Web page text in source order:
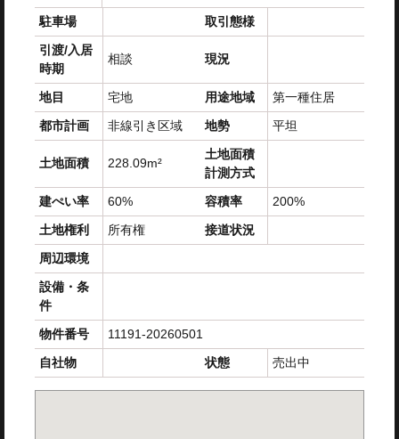
駐車場
取引態様
引渡/入居
時期
相談 現況
地目 宅地 用途地域
第一種住居
都市計画
非線引き区域 地勢 平坦
土地面積 228.09m²
土地面積
計測方式
建ぺい率
60% 容積率
200%
土地権利
所有権
接道状況
周辺環境
設備・条
件
物件番号
11191-20260501
自社物
状態 売出中